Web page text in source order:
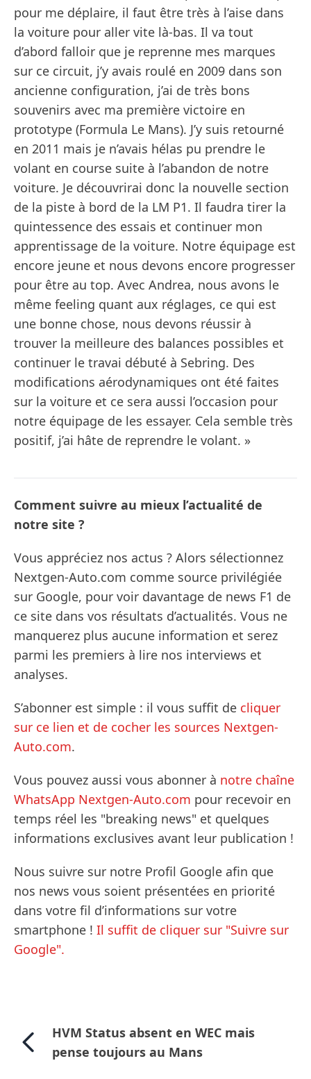
pour me déplaire, il faut être très à l’aise dans
la voiture pour aller vite là-bas. Il va tout
d’abord falloir que je reprenne mes marques
sur ce circuit, j’y avais roulé en 2009 dans son
ancienne configuration, j’ai de très bons
souvenirs avec ma première victoire en
prototype (Formula Le Mans). J’y suis retourné
en 2011 mais je n’avais hélas pu prendre le
volant en course suite à l’abandon de notre
voiture. Je découvrirai donc la nouvelle section
de la piste à bord de la LM P1. Il faudra tirer la
quintessence des essais et continuer mon
apprentissage de la voiture. Notre équipage est
encore jeune et nous devons encore progresser
pour être au top. Avec Andrea, nous avons le
même feeling quant aux réglages, ce qui est
une bonne chose, nous devons réussir à
trouver la meilleure des balances possibles et
continuer le travai débuté à Sebring. Des
modifications aérodynamiques ont été faites
sur la voiture et ce sera aussi l’occasion pour
notre équipage de les essayer. Cela semble très
positif, j’ai hâte de reprendre le volant. »
Comment suivre au mieux l’actualité de
notre site ?
Vous appréciez nos actus ? Alors sélectionnez
Nextgen-Auto.com comme source privilégiée
sur Google, pour voir davantage de news F1 de
ce site dans vos résultats d’actualités. Vous ne
manquerez plus aucune information et serez
parmi les premiers à lire nos interviews et
analyses.
S’abonner est simple : il vous suffit de cliquer
sur ce lien et de cocher les sources Nextgen-
Auto.com.
Vous pouvez aussi vous abonner à notre chaîne
WhatsApp Nextgen-Auto.com pour recevoir en
temps réel les "breaking news" et quelques
informations exclusives avant leur publication !
Nous suivre sur notre Profil Google afin que
nos news vous soient présentées en priorité
dans votre fil d’informations sur votre
smartphone ! Il suffit de cliquer sur "Suivre sur
Google".
HVM Status absent en WEC mais
pense toujours au Mans